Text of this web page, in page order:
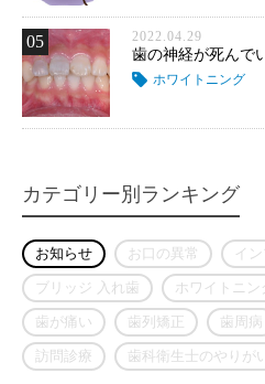
05 2022.04.29
歯の神経が死んで
ホワイトニング
カテゴリー別ランキング
お知らせ お口の異常 イ
ブリッジ 入れ歯 ホワイトニン
歯が痛い 歯列矯正 歯周病
訪問診療 歯科衛生士のやりが